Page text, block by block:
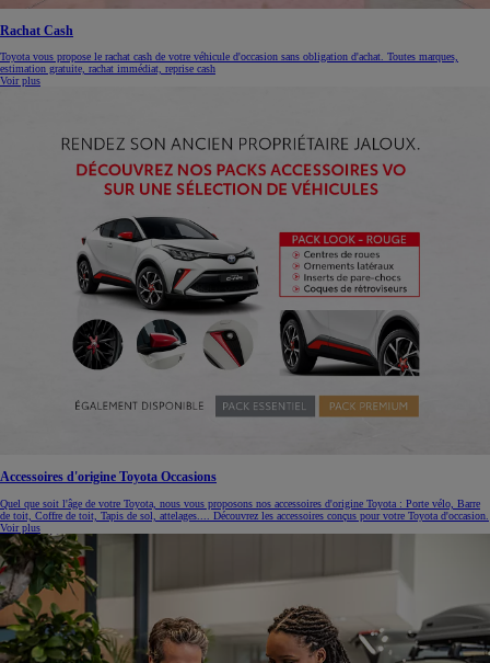
Rachat Cash
Toyota vous propose le rachat cash de votre véhicule d'occasion sans obligation d'achat. Toutes marques,
estimation gratuite, rachat immédiat, reprise cash
Voir plus
Accessoires d'origine Toyota Occasions
Quel que soit l'âge de votre Toyota, nous vous proposons nos accessoires d'origine Toyota : Porte vélo, Barre
de toit, Coffre de toit, Tapis de sol, attelages.... Découvrez les accessoires conçus pour votre Toyota d'occasion.
Voir plus